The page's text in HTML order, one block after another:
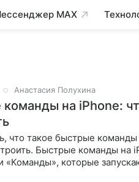
MAX
Анастасия Полухина
на iPhone:
что такое быстрые
Быстрые команды на
«Команды», которые